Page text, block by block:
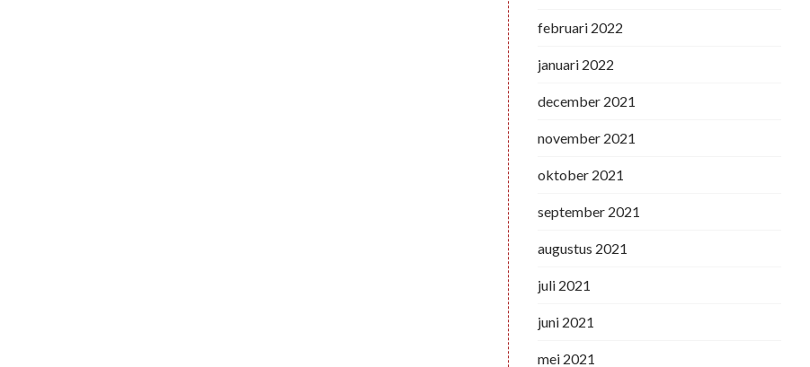
februari 2022
januari 2022
december 2021
november 2021
oktober 2021
september 2021
augustus 2021
juli 2021
juni 2021
mei 2021